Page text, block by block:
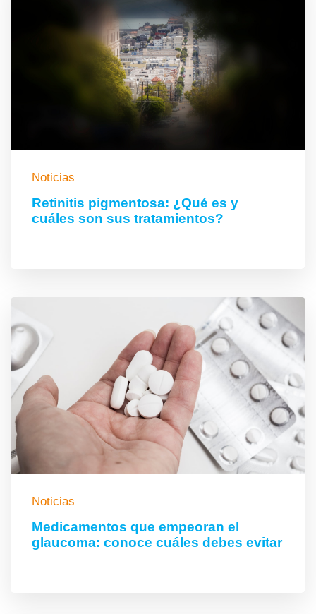
Noticias
Retinitis pigmentosa: ¿Qué es y
cuáles son sus tratamientos?
Noticias
Medicamentos que empeoran el
glaucoma: conoce cuáles debes evitar